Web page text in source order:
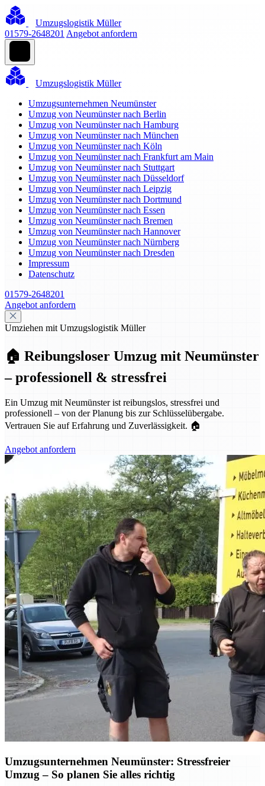
Umzugslogistik Müller
01579-2648201 Angebot anfordern
Umzugslogistik Müller
Umzugsunternehmen Neumünster
Umzug von Neumünster nach Berlin
Umzug von Neumünster nach Hamburg
Umzug von Neumünster nach München
Umzug von Neumünster nach Köln
Umzug von Neumünster nach Frankfurt am Main
Umzug von Neumünster nach Stuttgart
Umzug von Neumünster nach Düsseldorf
Umzug von Neumünster nach Leipzig
Umzug von Neumünster nach Dortmund
Umzug von Neumünster nach Essen
Umzug von Neumünster nach Bremen
Umzug von Neumünster nach Hannover
Umzug von Neumünster nach Nürnberg
Umzug von Neumünster nach Dresden
Impressum
Datenschutz
01579-2648201
Angebot anfordern
Umziehen mit Umzugslogistik Müller
🏠 Reibungsloser Umzug mit Neumünster
– professionell & stressfrei
Ein Umzug mit Neumünster ist reibungslos, stressfrei und
professionell – von der Planung bis zur Schlüsselübergabe.
Vertrauen Sie auf Erfahrung und Zuverlässigkeit. 🏠
Angebot anfordern
Umzugsunternehmen Neumünster: Stressfreier
Umzug – So planen Sie alles richtig